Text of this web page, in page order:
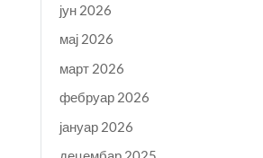
јун 2026
мај 2026
март 2026
фебруар 2026
јануар 2026